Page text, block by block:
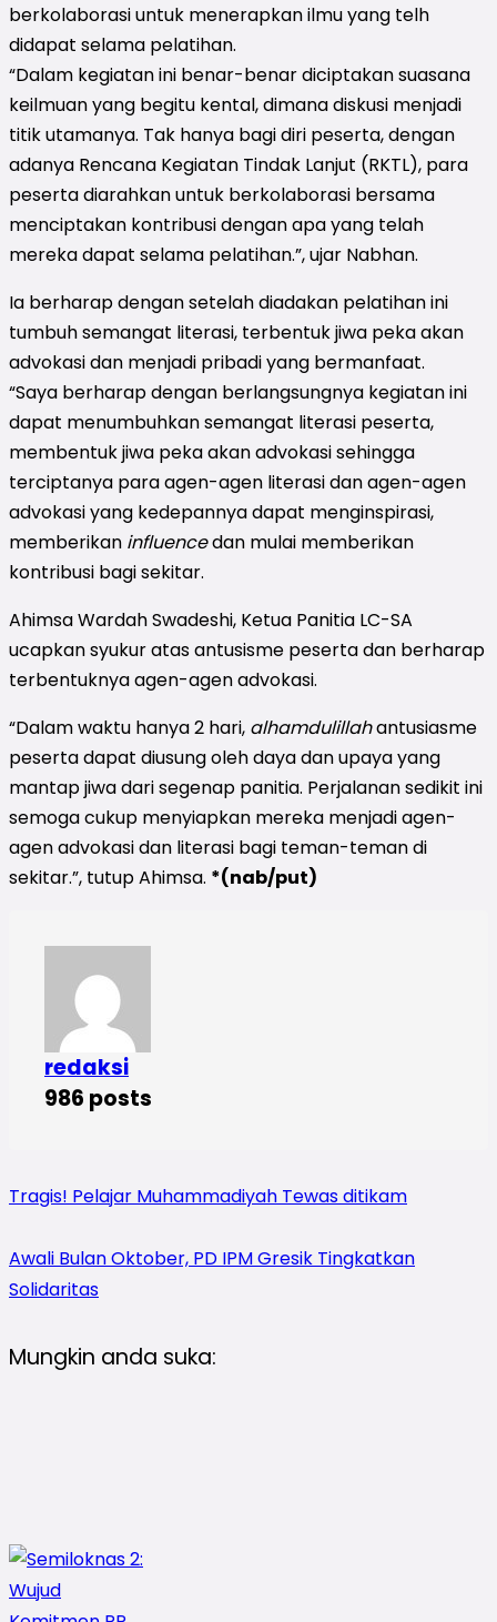
berkolaborasi untuk menerapkan ilmu yang telh
didapat selama pelatihan.
“Dalam kegiatan ini benar-benar diciptakan suasana
keilmuan yang begitu kental, dimana diskusi menjadi
titik utamanya. Tak hanya bagi diri peserta, dengan
adanya Rencana Kegiatan Tindak Lanjut (RKTL), para
peserta diarahkan untuk berkolaborasi bersama
menciptakan kontribusi dengan apa yang telah
mereka dapat selama pelatihan.”, ujar Nabhan.
Ia berharap dengan setelah diadakan pelatihan ini
tumbuh semangat literasi, terbentuk jiwa peka akan
advokasi dan menjadi pribadi yang bermanfaat.
“Saya berharap dengan berlangsungnya kegiatan ini
dapat menumbuhkan semangat literasi peserta,
membentuk jiwa peka akan advokasi sehingga
terciptanya para agen-agen literasi dan agen-agen
advokasi yang kedepannya dapat menginspirasi,
memberikan influencedan mulai memberikan
kontribusi bagi sekitar.
Ahimsa Wardah Swadeshi, Ketua Panitia LC-SA
ucapkan syukur atas antusisme peserta dan berharap
terbentuknya agen-agen advokasi.
“Dalam waktu hanya 2 hari, alhamdulillahantusiasme
peserta dapat diusung oleh daya dan upaya yang
mantap jiwa dari segenap panitia. Perjalanan sedikit ini
semoga cukup menyiapkan mereka menjadi agen-
agen advokasi dan literasi bagi teman-teman di
sekitar.”, tutup Ahimsa. *(nab/put)
redaksi
986 posts
Tragis! Pelajar Muhammadiyah Tewas ditikam
Awali Bulan Oktober, PD IPM Gresik Tingkatkan
Solidaritas
Mungkin anda suka: